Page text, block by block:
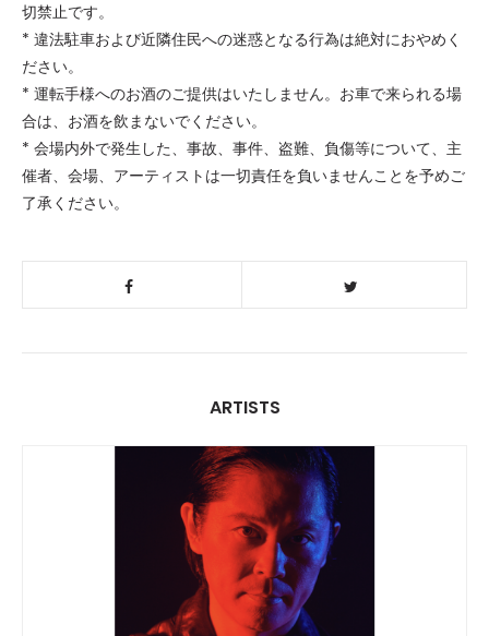
切禁止です。
* 違法駐車および近隣住民への迷惑となる行為は絶対におやめく
ださい。
* 運転手様へのお酒のご提供はいたしません。お車で来られる場
合は、お酒を飲まないでください。
* 会場内外で発生した、事故、事件、盗難、負傷等について、主
催者、会場、アーティストは一切責任を負いませんことを予めご
了承ください。
ARTISTS